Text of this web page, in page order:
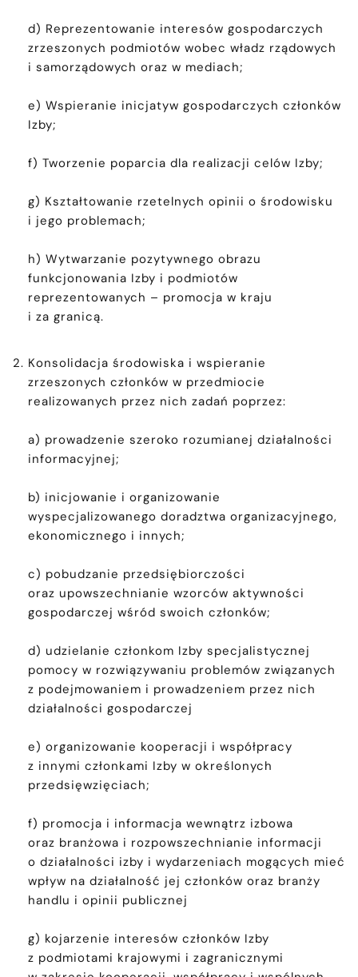
d) Reprezentowanie interesów gospodarczych
zrzeszonych podmiotów wobec władz rządowych
i samorządowych oraz w mediach;
e) Wspieranie inicjatyw gospodarczych członków
Izby;
f) Tworzenie poparcia dla realizacji celów Izby;
g) Kształtowanie rzetelnych opinii o środowisku
i jego problemach;
h) Wytwarzanie pozytywnego obrazu
funkcjonowania Izby i podmiotów
reprezentowanych – promocja w kraju
i za granicą.
Konsolidacja środowiska i wspieranie
zrzeszonych członków w przedmiocie
realizowanych przez nich zadań poprzez:
a) prowadzenie szeroko rozumianej działalności
informacyjnej;
b) inicjowanie i organizowanie
wyspecjalizowanego doradztwa organizacyjnego,
ekonomicznego i innych;
c) pobudzanie przedsiębiorczości
oraz upowszechnianie wzorców aktywności
gospodarczej wśród swoich członków;
d) udzielanie członkom Izby specjalistycznej
pomocy w rozwiązywaniu problemów związanych
z podejmowaniem i prowadzeniem przez nich
działalności gospodarczej
e) organizowanie kooperacji i współpracy
z innymi członkami Izby w określonych
przedsięwzięciach;
f) promocja i informacja wewnątrz izbowa
oraz branżowa i rozpowszechnianie informacji
o działalności izby i wydarzeniach mogących mieć
wpływ na działalność jej członków oraz branży
handlu i opinii publicznej
g) kojarzenie interesów członków Izby
z podmiotami krajowymi i zagranicznymi